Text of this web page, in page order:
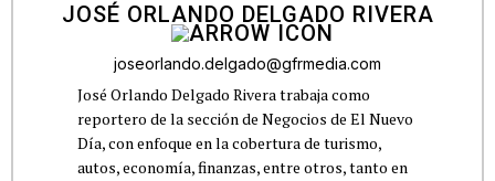
JOSÉ ORLANDO DELGADO RIVERA
joseorlando.delgado@gfrmedia.com
José Orlando Delgado Rivera trabaja como
reportero de la sección de Negocios de El Nuevo
Día, con enfoque en la cobertura de turismo,
autos, economía, finanzas, entre otros, tanto en